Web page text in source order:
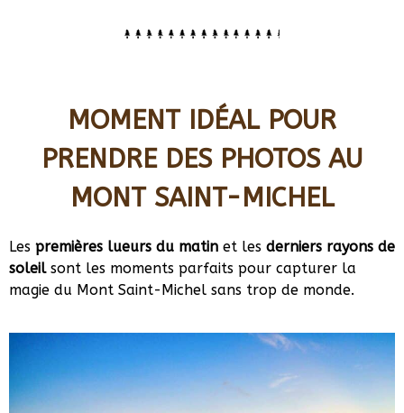
MOMENT IDÉAL POUR
PRENDRE DES PHOTOS AU
MONT SAINT-MICHEL
Les premières lueurs du matin et les derniers rayons de
soleilsont les moments parfaits pour capturer la
magie du Mont Saint-Michel sans trop de monde.